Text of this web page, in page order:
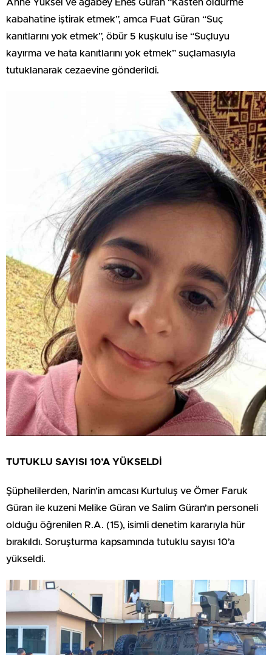
Anne Yüksel ve ağabey Enes Güran “Kasten öldürme
kabahatine iştirak etmek”, amca Fuat Güran “Suç
kanıtlarını yok etmek”, öbür 5 kuşkulu ise “Suçluyu
kayırma ve hata kanıtlarını yok etmek” suçlamasıyla
tutuklanarak cezaevine gönderildi.
TUTUKLU SAYISI 10’A YÜKSELDİ
Şüphelilerden, Narin’in amcası Kurtuluş ve Ömer Faruk
Güran ile kuzeni Melike Güran ve Salim Güran’ın personeli
olduğu öğrenilen R.A. (15), isimli denetim kararıyla hür
bırakıldı. Soruşturma kapsamında tutuklu sayısı 10’a
yükseldi.